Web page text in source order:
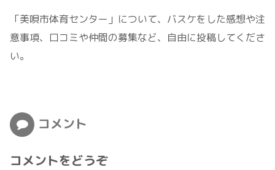
「美唄市体育センター」について、バスケをした感想や注
意事項、口コミや仲間の募集など、自由に投稿してくださ
い。
コメント
コメントをどうぞ